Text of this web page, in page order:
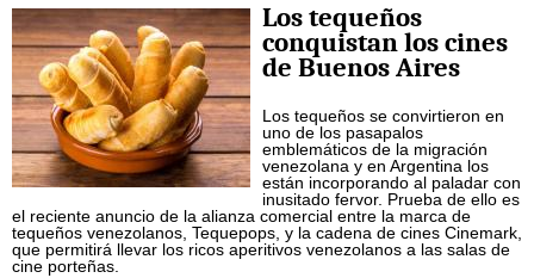
Los tequeños
conquistan los cines
de Buenos Aires
Los tequeños se convirtieron en
uno de los pasapalos
emblemáticos de la migración
venezolana y en Argentina los
están incorporando al paladar con
inusitado fervor. Prueba de ello es
el reciente anuncio de la alianza comercial entre la marca de
tequeños venezolanos, Tequepops, y la cadena de cines Cinemark,
que permitirá llevar los ricos aperitivos venezolanos a las salas de
cine porteñas.